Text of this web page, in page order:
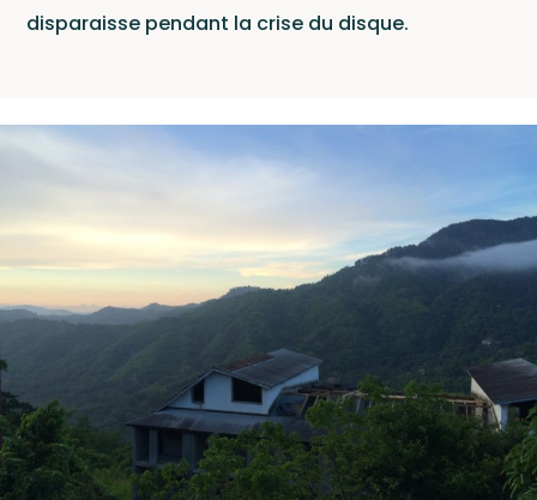
disparaisse pendant la crise du disque.
Wagram Music / Chapter Two Records
Pour
envoyer vos
démos